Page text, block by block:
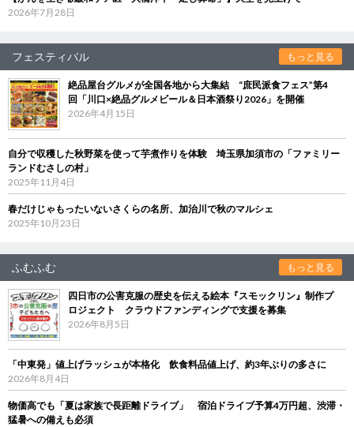
2026年7月28日
フェスティバル もっと見る
絶品屋台グルメが全国各地から大集結 “庶民派食フェス”第4
回「川口×絶品グルメビール＆日本酒祭り2026」を開催
2026年4月15日
自分で収穫した秋野菜を使って芋煮作りを体験 埼玉県加須市の「ファミリー
ランドむさしの村」
2025年11月4日
春だけじゃもったいないさくらの名所、加治川で秋のマルシェ
2025年10月23日
ふむふむ もっと見る
四日市の公害克服の歴史を伝える絵本『スモックリン』制作プ
ロジェクト クラウドファンディングで支援を募集
2026年8月5日
「中東発」値上げラッシュが本格化 飲食料品値上げ、約3年ぶりの多さに
2026年8月4日
物価高でも「夏は家族で長距離ドライブ」 宿泊ドライブ予算4万円超、渋滞・
猛暑への備えも必須